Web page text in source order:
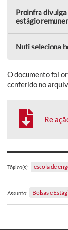
Proinfra
estágio
Nuti seleciona
O documento foi
conferido no
Tópico(s): escola de
Assunto: Bolsas e